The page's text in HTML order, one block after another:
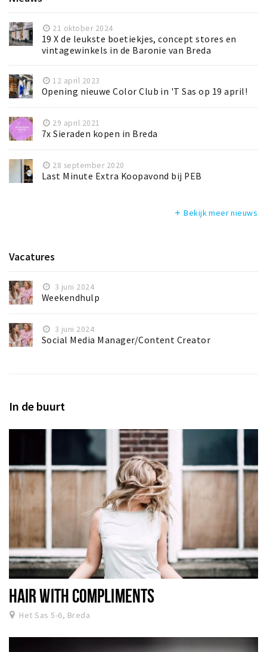
21 oktober 2024
19 X de leukste boetiekjes, concept stores en
vintagewinkels in de Baronie van Breda
12 april 2023
Opening nieuwe Color Club in 'T Sas op 19 april!
29 april 2021
7x Sieraden kopen in Breda
28 september 2020
Last Minute Extra Koopavond bij PEB
add Bekijk meer nieuws
Vacatures
3 juni 2024
Weekendhulp
3 juni 2024
Social Media Manager/Content Creator
In de buurt
HAIR WITH COMPLIMENTS
Het Sas 5-6, Breda